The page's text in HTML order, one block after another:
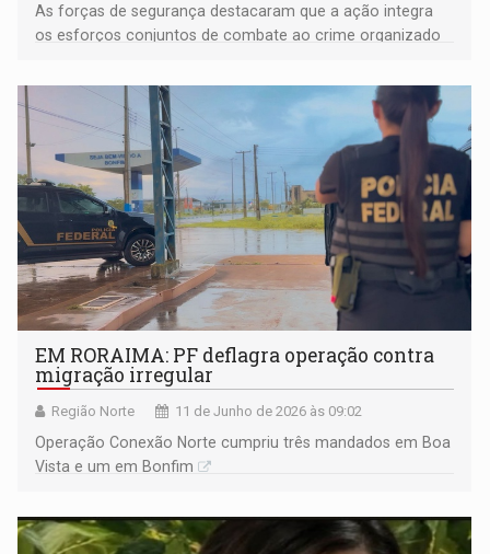
As forças de segurança destacaram que a ação integra
os esforços conjuntos de combate ao crime organizado
EM RORAIMA: PF deflagra operação contra
migração irregular
Região Norte 11 de Junho de 2026 às 09:02
Operação Conexão Norte cumpriu três mandados em Boa
Vista e um em Bonfim